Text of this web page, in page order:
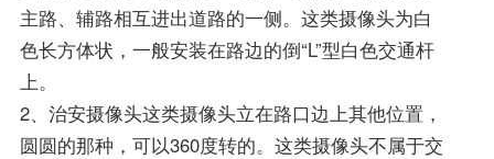
主路、辅路相互进出道路的一侧。这类摄像头为白
色长方体状，一般安装在路边的倒“L”型白色交通杆
上。
2、治安摄像头这类摄像头立在路口边上其他位置，
圆圆的那种，可以360度转的。这类摄像头不属于交